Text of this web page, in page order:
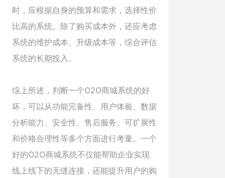
时，应根据自身的预算和需求，选择性价
比高的系统。除了购买成本外，还应考虑
系统的维护成本、升级成本等，综合评估
系统的长期投入。
综上所述，判断一个O2O商城系统的好
坏，可以从功能完备性、用户体验、数据
分析能力、安全性、售后服务、可扩展性
和价格合理性等多个方面进行考量。一个
好的O2O商城系统不仅能帮助企业实现
线上线下的无缝连接，还能提升用户的购